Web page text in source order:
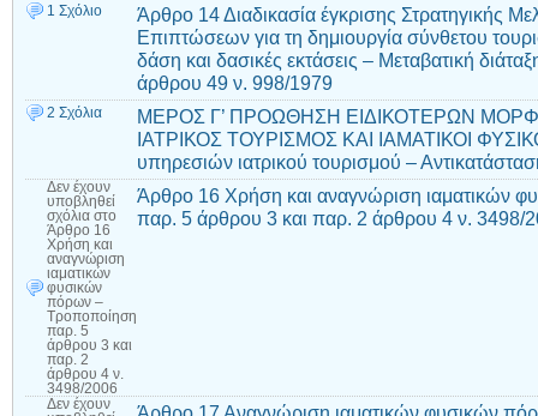
1 Σχόλιο
Άρθρο 14 Διαδικασία έγκρισης Στρατηγικής
Επιπτώσεων για τη δημιουργία σύνθετου
δάση και δασικές εκτάσεις – Μεταβατική
άρθρου 49 ν. 998/1979
2 Σχόλια
ΜΕΡΟΣ Γ’ ΠΡΟΩΘΗΣΗ ΕΙΔΙΚΟΤΕΡΩΝ
ΙΑΤΡΙΚΟΣ ΤΟΥΡΙΣΜΟΣ ΚΑΙ ΙΑΜΑΤΙΚΟΙ
υπηρεσιών ιατρικού τουρισμού –
Δεν έχουν
υποβληθεί
σχόλια στο
Άρθρο 16
Χρήση και
αναγνώριση
ιαματικών
φυσικών
πόρων –
Τροποποίηση
παρ. 5
άρθρου 3 και
παρ. 2
άρθρου 4 ν.
3498/2006
Άρθρο 16 Χρήση και αναγνώριση ιαματικών
παρ. 5 άρθρου 3 και παρ. 2 άρθρου 4 ν. 3498/
Δεν έχουν